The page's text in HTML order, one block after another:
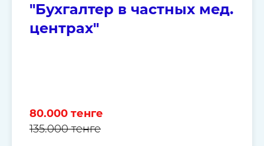
"Бухгалтер в частных мед.
центрах"
80.000 тенге
135.000 тенге